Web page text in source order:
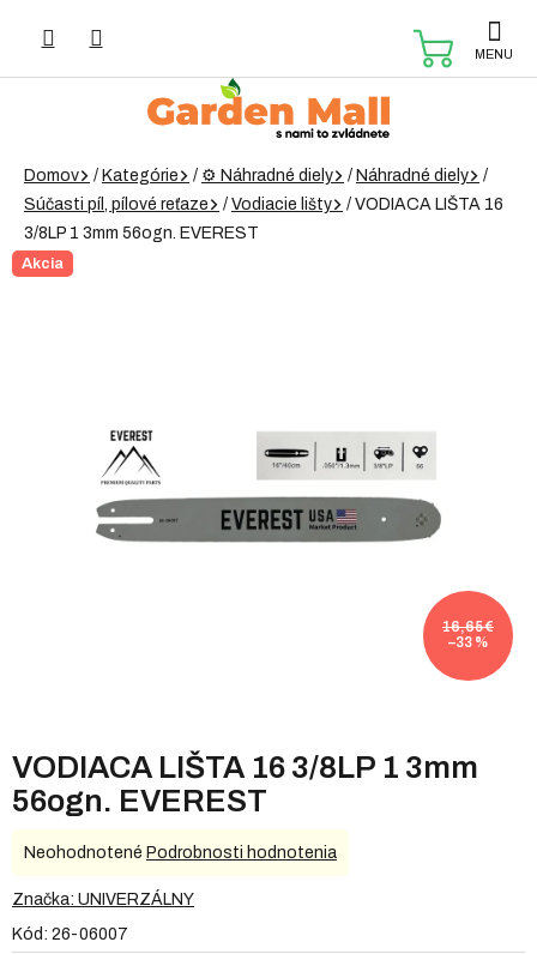
Domov / Kategórie / ⚙️ Náhradné diely / Náhradné diely
/
Súčasti píl, pílové reťaze
/ Vodiacie lišty / VODIACA LIŠTA 16
3/8LP 1 3mm 56ogn. EVEREST
Akcia
16,65 €
–33 %
VODIACA LIŠTA 16 3/8LP 1 3mm
56ogn. EVEREST
Kód: 26-06007
Priemerné
produktu
0,0
Neohodnotené Podrobnosti hodnotenia
Značka: UNIVERZÁLNY